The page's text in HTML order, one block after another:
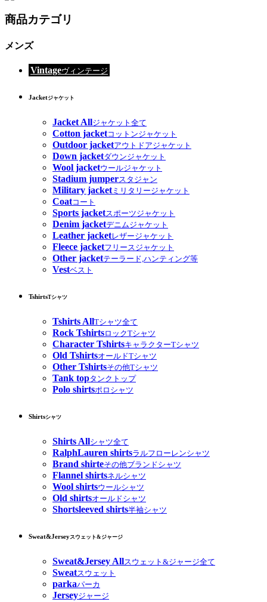
商品カテゴリ
メンズ
Vintageヴィンテージ
Jacketジャケット
Jacket Allジャケット全て
Cotton jacketコットンジャケット
Outdoor jacketアウトドアジャケット
Down jacketダウンジャケット
Wool jacketウールジャケット
Stadium jumperスタジャン
Military jacketミリタリージャケット
Coatコート
Sports jacketスポーツジャケット
Denim jacketデニムジャケット
Leather jacketレザージャケット
Fleece jacketフリースジャケット
Other jacketテーラード,ハンティング等
Vestベスト
TshirtsTシャツ
Tshirts AllTシャツ全て
Rock TshirtsロックTシャツ
Character TshirtsキャラクターTシャツ
Old TshirtsオールドTシャツ
Other Tshirtsその他Tシャツ
Tank topタンクトップ
Polo shirtsポロシャツ
Shirtsシャツ
Shirts Allシャツ全て
RalphLauren shirtsラルフローレンシャツ
Brand shirteその他ブランドシャツ
Flannel shirtsネルシャツ
Wool shirtsウールシャツ
Old shirtsオールドシャツ
Shortsleeved shirts半袖シャツ
Sweat&Jerseyスウェット&ジャージ
Sweat&Jersey Allスウェット&ジャージ全て
Sweatスウェット
parkaパーカ
Jerseyジャージ